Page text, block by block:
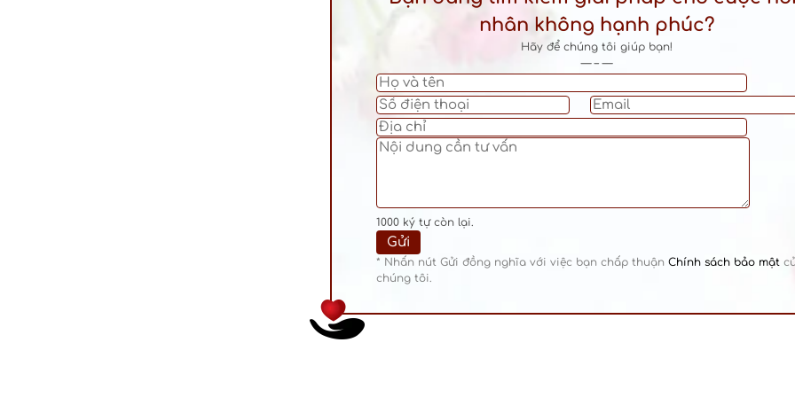
nhân không hạnh phúc?
Hãy để chúng tôi giúp bạn!
— – —
1000 ký tự còn lại.
* Nhấn nút Gửi đồng nghĩa với việc bạn chấp thuận Chính sách bảo mật
chúng tôi.